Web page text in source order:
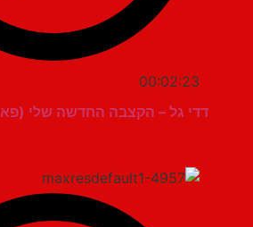
00:02:23
דדי גל – הקצבה החדשה שלי (פארודיה)